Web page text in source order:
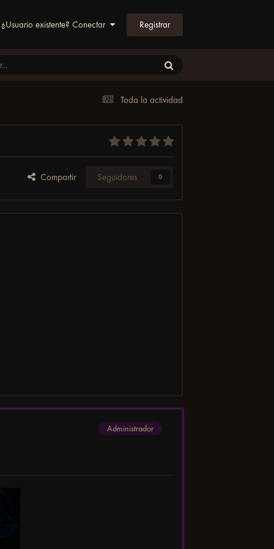
¿Usuario existente? Conectar Registrar
Toda la actividad
Compartir Seguidores 0
Administrador